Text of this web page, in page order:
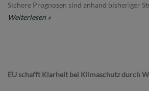
Sichere Prognosen sind anhand bisheriger
Weiterlesen »
EU schafft Klarheit bei Klimaschutz durch